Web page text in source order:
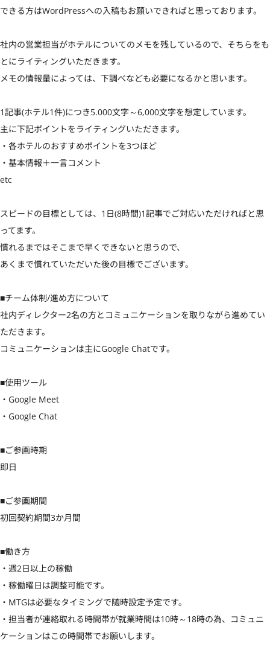
できる方はWordPressへの入稿もお願いできればと思っております。
社内の営業担当がホテルについてのメモを残しているので、そちらをも
とにライティングいただきます。
メモの情報量によっては、下調べなども必要になるかと思います。
1記事(ホテル1件)につき5.000文字～6,000文字を想定しています。
主に下記ポイントをライティングいただきます。
・各ホテルのおすすめポイントを3つほど
・基本情報＋一言コメント
etc
スピードの目標としては、1日(8時間)1記事でご対応いただければと思
ってます。
慣れるまではそこまで早くできないと思うので、
あくまで慣れていただいた後の目標でございます。
■チーム体制/進め方について
社内ディレクター2名の方とコミュニケーションを取りながら進めてい
ただきます。
コミュニケーションは主にGoogle Chatです。
■使用ツール
・Google Meet
・Google Chat
■ご参画時期
即日
■ご参画期間
初回契約期間3か月間
■働き方
・週2日以上の稼働
・稼働曜日は調整可能です。
・MTGは必要なタイミングで随時設定予定です。
・担当者が連絡取れる時間帯が就業時間は10時～18時の為、コミュニ
ケーションはこの時間帯でお願いします。